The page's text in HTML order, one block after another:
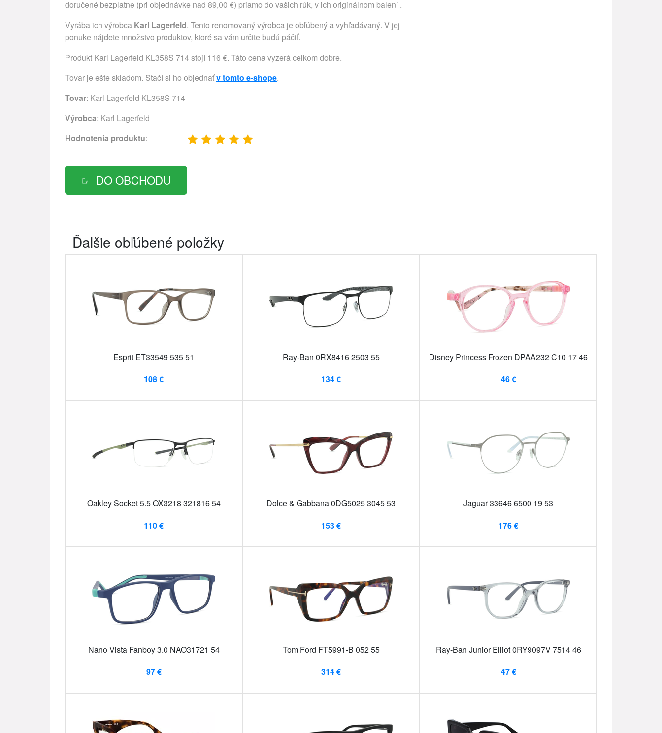
doručené bezplatne (pri objednávke nad 89,00 €) priamo do vašich rúk, v ich originálnom balení .
Vyrába ich výrobca Karl Lagerfeld. Tento renomovaný výrobca je obľúbený a vyhľadávaný. V jej
ponuke nájdete množstvo produktov, ktoré sa vám určite budú páčiť.
Produkt Karl Lagerfeld KL358S 714 stojí 116 €. Táto cena vyzerá celkom dobre.
Tovar je ešte skladom. Stačí si ho objednaťv tomto e-shope.
Tovar: Karl Lagerfeld KL358S 714
Výrobca: Karl Lagerfeld
Hodnotenia produktu:
DO OBCHODU
Ďalšie obľúbené položky
Esprit ET33549 535 51
108 €
Ray-Ban 0RX8416 2503 55
134 €
Disney Princess Frozen DPAA232 C10 17 46
46 €
Oakley Socket 5.5 OX3218 321816 54
110 €
Dolce & Gabbana 0DG5025 3045 53
153 €
Jaguar 33646 6500 19 53
176 €
Nano Vista Fanboy 3.0 NAO31721 54
97 €
Tom Ford FT5991-B 052 55
314 €
Ray-Ban Junior Elliot 0RY9097V 7514 46
47 €